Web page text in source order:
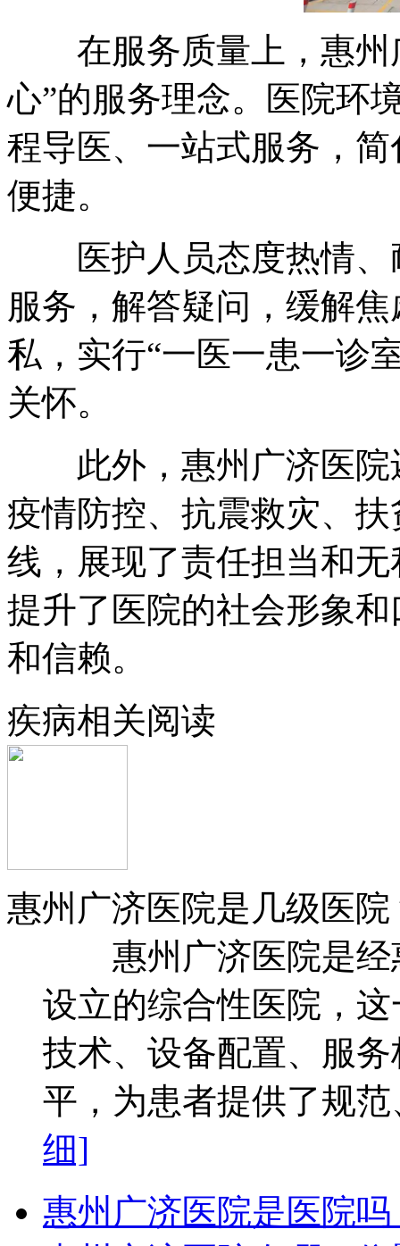
在服务质量上，惠州
心”的服务理念。医院环
程导医、一站式服务，
便捷。
医护人员态度热情、
服务，解答疑问，缓解
私，实行“一医一患一诊
关怀。
此外，惠州广济医院
疫情防控、抗震救灾、
线，展现了责任担当和
提升了医院的社会形象
和信赖。
疾病相关阅读
惠州广济医院是几级医院
惠州广济医院是经
设立的综合性医院，
技术、设备配置、服
平，为患者提供了规
细]
惠州广济医院是医院吗